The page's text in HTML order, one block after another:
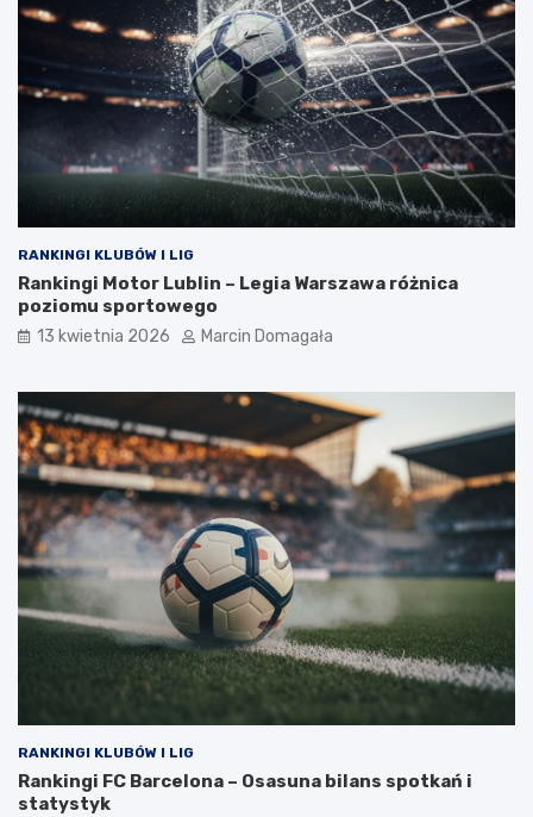
RANKINGI KLUBÓW I LIG
Rankingi Motor Lublin – Legia Warszawa różnica
poziomu sportowego
13 kwietnia 2026 Marcin Domagała
RANKINGI KLUBÓW I LIG
Rankingi FC Barcelona – Osasuna bilans spotkań i
statystyk